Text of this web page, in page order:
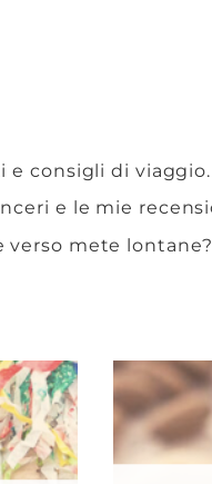
e consigli di viaggio.
e le mie
verso mete lontane?